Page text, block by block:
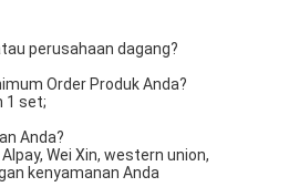
perusahaan dagang?
Order Produk Anda?
1 set;
Anda?
Wei Xin, western union,
kenyamanan Anda